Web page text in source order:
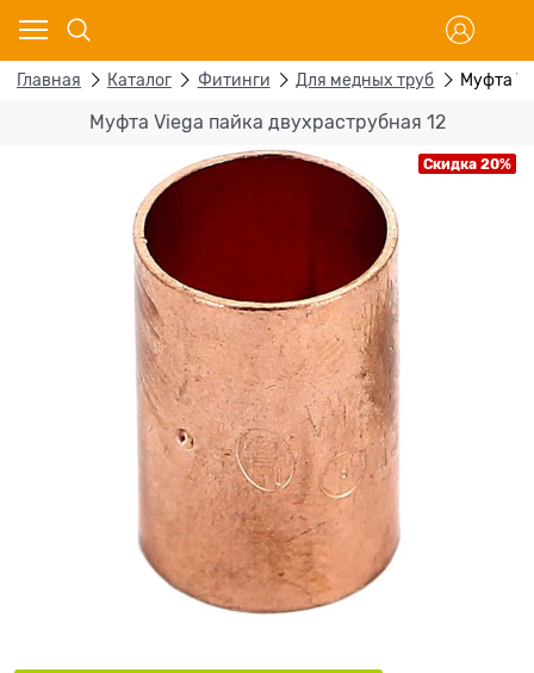
Главная Каталог Фитинги Для медных труб Муфта
Муфта Viega пайка двухраструбная 12
Скидка 20%